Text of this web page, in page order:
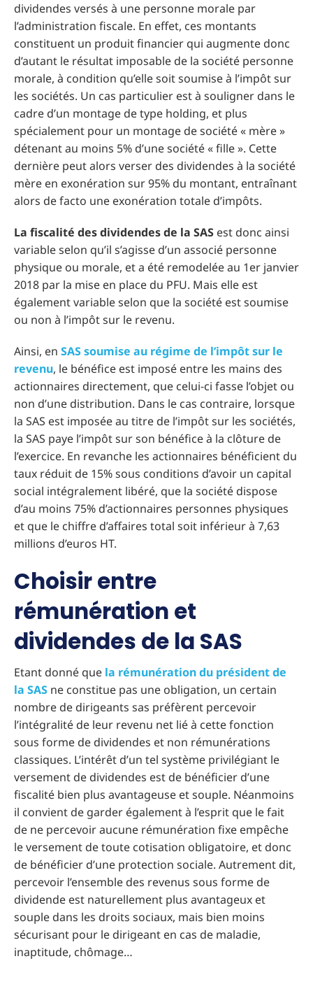
dividendes versés à une personne morale par
l’administration fiscale. En effet, ces montants
constituent un produit financier qui augmente donc
d’autant le résultat imposable de la société personne
morale, à condition qu’elle soit soumise à l’impôt sur
les sociétés. Un cas particulier est à souligner dans le
cadre d’un montage de type holding, et plus
spécialement pour un montage de société « mère »
détenant au moins 5% d’une société « fille ». Cette
dernière peut alors verser des dividendes à la société
mère en exonération sur 95% du montant, entraînant
alors de facto une exonération totale d’impôts.
La fiscalité des dividendes de la SAS est donc ainsi
variable selon qu’il s’agisse d’un associé personne
physique ou morale, et a été remodelée au 1er janvier
2018 par la mise en place du PFU. Mais elle est
également variable selon que la société est soumise
ou non à l’impôt sur le revenu.
Ainsi, en SAS soumise au régime de l’impôt sur le
revenu, le bénéfice est imposé entre les mains des
actionnaires directement, que celui-ci fasse l’objet ou
non d’une distribution. Dans le cas contraire, lorsque
la SAS est imposée au titre de l’impôt sur les sociétés,
la SAS paye l’impôt sur son bénéfice à la clôture de
l’exercice. En revanche les actionnaires bénéficient du
taux réduit de 15% sous conditions d’avoir un capital
social intégralement libéré, que la société dispose
d’au moins 75% d’actionnaires personnes physiques
et que le chiffre d’affaires total soit inférieur à 7,63
millions d’euros HT.
Choisir entre
rémunération et
dividendes de la SAS
Etant donné que la rémunération du président de
la SAS ne constitue pas une obligation, un certain
nombre de dirigeants sas préfèrent percevoir
l’intégralité de leur revenu net lié à cette fonction
sous forme de dividendes et non rémunérations
classiques. L’intérêt d’un tel système privilégiant le
versement de dividendes est de bénéficier d’une
fiscalité bien plus avantageuse et souple. Néanmoins
il convient de garder également à l’esprit que le fait
de ne percevoir aucune rémunération fixe empêche
le versement de toute cotisation obligatoire, et donc
de bénéficier d’une protection sociale. Autrement dit,
percevoir l’ensemble des revenus sous forme de
dividende est naturellement plus avantageux et
souple dans les droits sociaux, mais bien moins
sécurisant pour le dirigeant en cas de maladie,
inaptitude, chômage…